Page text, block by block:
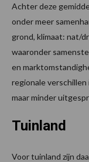
Achter deze
onder meer
grond, klimaat: nat/
waaronder
en
regionale
maar minder
Tuinland
Voor tuinland zijn